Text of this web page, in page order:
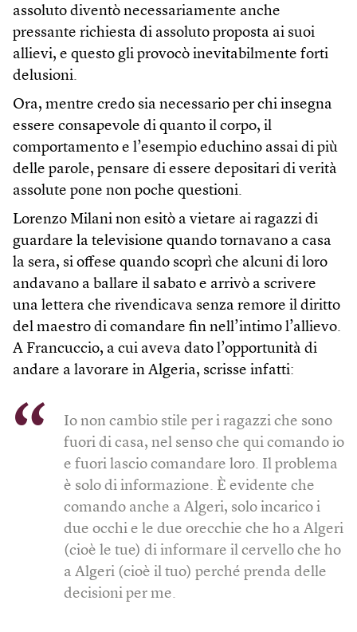
assoluto diventò necessariamente anche
pressante richiesta di assoluto proposta ai suoi
allievi, e questo gli provocò inevitabilmente forti
delusioni.
Ora, mentre credo sia necessario per chi insegna
essere consapevole di quanto il corpo, il
comportamento e l’esempio educhino assai di più
delle parole, pensare di essere depositari di verità
assolute pone non poche questioni.
Lorenzo Milani non esitò a vietare ai ragazzi di
guardare la televisione quando tornavano a casa
la sera, si offese quando scoprì che alcuni di loro
andavano a ballare il sabato e arrivò a scrivere
una lettera che rivendicava senza remore il diritto
del maestro di comandare fin nell’intimo l’allievo.
A Francuccio, a cui aveva dato l’opportunità di
andare a lavorare in Algeria, scrisse infatti:
Io non cambio stile per i ragazzi che sono
fuori di casa, nel senso che qui comando io
e fuori lascio comandare loro. Il problema
è solo di informazione. È evidente che
comando anche a Algeri, solo incarico i
due occhi e le due orecchie che ho a Algeri
(cioè le tue) di informare il cervello che ho
a Algeri (cioè il tuo) perché prenda delle
decisioni per me.